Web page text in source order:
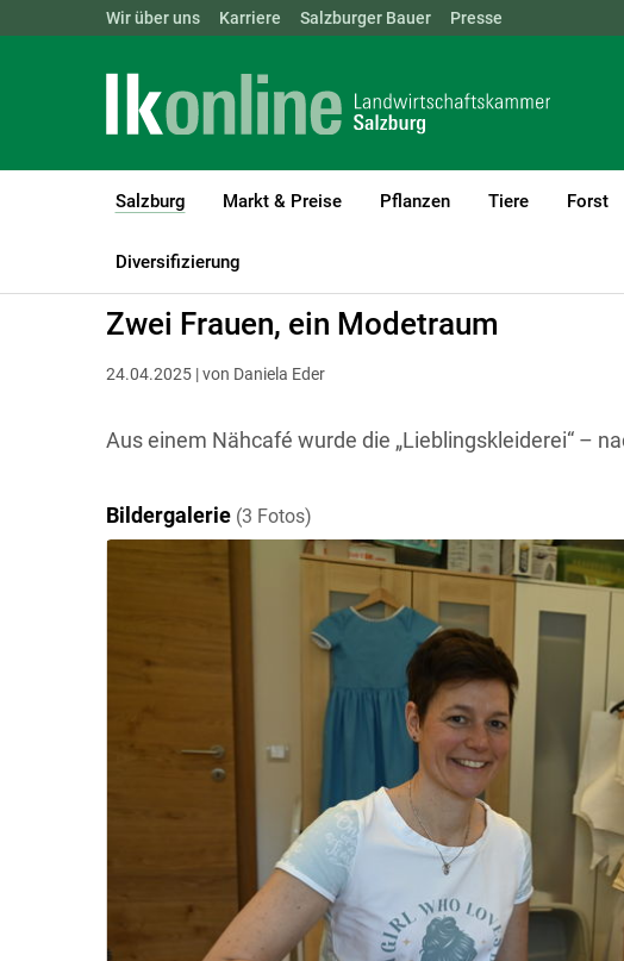
Landwirtschaftskammern: ÖSTERREICH BGLD KTN
Wir über uns Karriere Salzburger Bauer Presse
Salzburg
(current)1
Markt & Preise Pflanzen Tiere Forst
Diversifizierung
LK Salzburg Salzburg
Zwei Frauen, ein Modetraum
24.04.2025 | von Daniela Eder
Aus einem Nähcafé wurde die „Lieblingskleiderei“ –
Bildergalerie (3 Fotos)